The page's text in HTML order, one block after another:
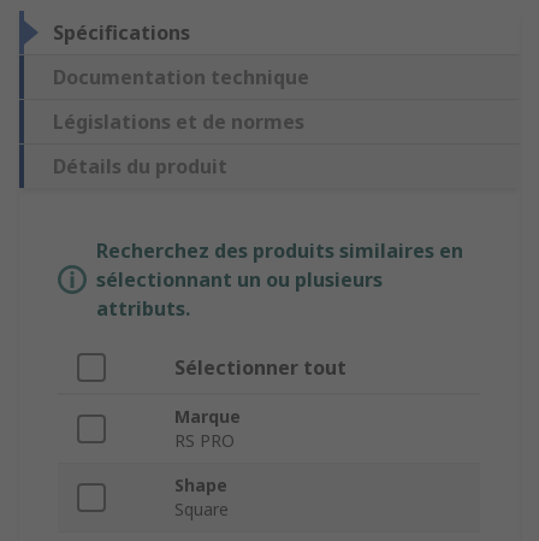
Spécifications
Documentation technique
Législations et de normes
Détails du produit
Recherchez des produits similaires en
sélectionnant un ou plusieurs
attributs.
Sélectionner tout
Marque
RS PRO
Shape
Square